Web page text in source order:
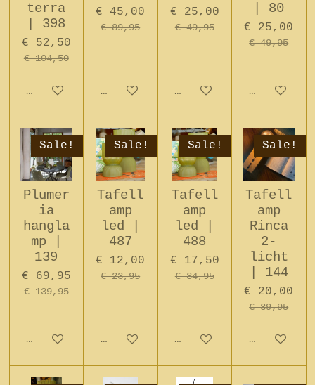
terra
| 398
€ 52,50
€ 104,50
In winkelwagen
€ 45,00
€ 89,95
In winkelwagen
€ 25,00
€ 49,95
In winkelwagen
| 80
€ 25,00
€ 49,95
In
Sale!
Plumer
ia
hangla
mp |
139
€ 69,95
€ 139,95
In winkelwagen
Sale!
Tafell
amp
led |
487
€ 12,00
€ 23,95
In winkelwagen
Sale!
Tafell
amp
led |
488
€ 17,50
€ 34,95
In winkelwagen
Sale!
Tafell
amp
Rinca
2-
licht
| 144
€ 20,00
€ 39,95
In